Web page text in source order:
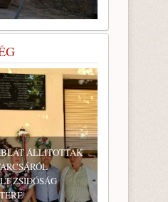
BONYHÁDI ZSIDÓ NAPOK